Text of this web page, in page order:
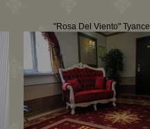
"Rosa Del Viento" Туапсе